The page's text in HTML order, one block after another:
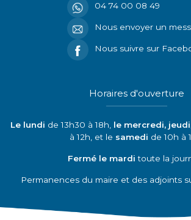
04 74 00 08 49
Nous envoyer un
Nous suivre sur
Horaires d'ouverture
Le lundi de 13h30 à 18h, le mercredi,
à 12h, et le samedi de 10h à
Fermé le marditoute la
Permanences du maire et des adjoints